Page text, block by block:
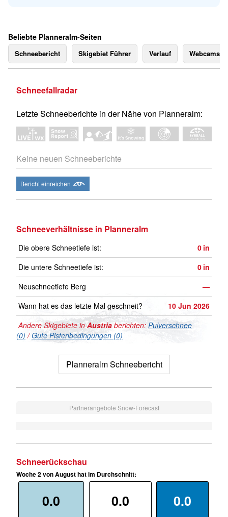
Beliebte Planneralm-Seiten
Schneebericht Skigebiet Führer Verlauf Webcams
Schneefallradar
Letzte Schneeberichte in der Nähe von Planneralm:
Keine neuen Schneeberichte
Bericht einreichen
Schneeverhältnisse in Planneralm
Die obere Schneetiefe ist: 0 in
Die untere Schneetiefe ist:
0 in
Neuschneetiefe Berg
—
Wann hat es das letzte Mal geschneit?
10 Jun 2026
Andere Skigebiete inAustria berichten: Pulverschnee
(0) /Gute Pistenbedingungen (0)
Planneralm Schneebericht
Partnerangebote Snow-Forecast
Schneerückschau
Woche 2 von August hat im Durchschnitt:
0.0 0.0 0.0